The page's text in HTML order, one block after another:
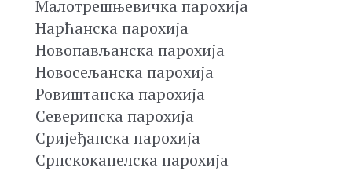
Малотрешњевичка парохија
Нарћанска парохија
Новопављанска парохија
Новосељанска парохија
Ровиштанска парохија
Северинска парохија
Сријеђанска парохија
Српскокапелска парохија